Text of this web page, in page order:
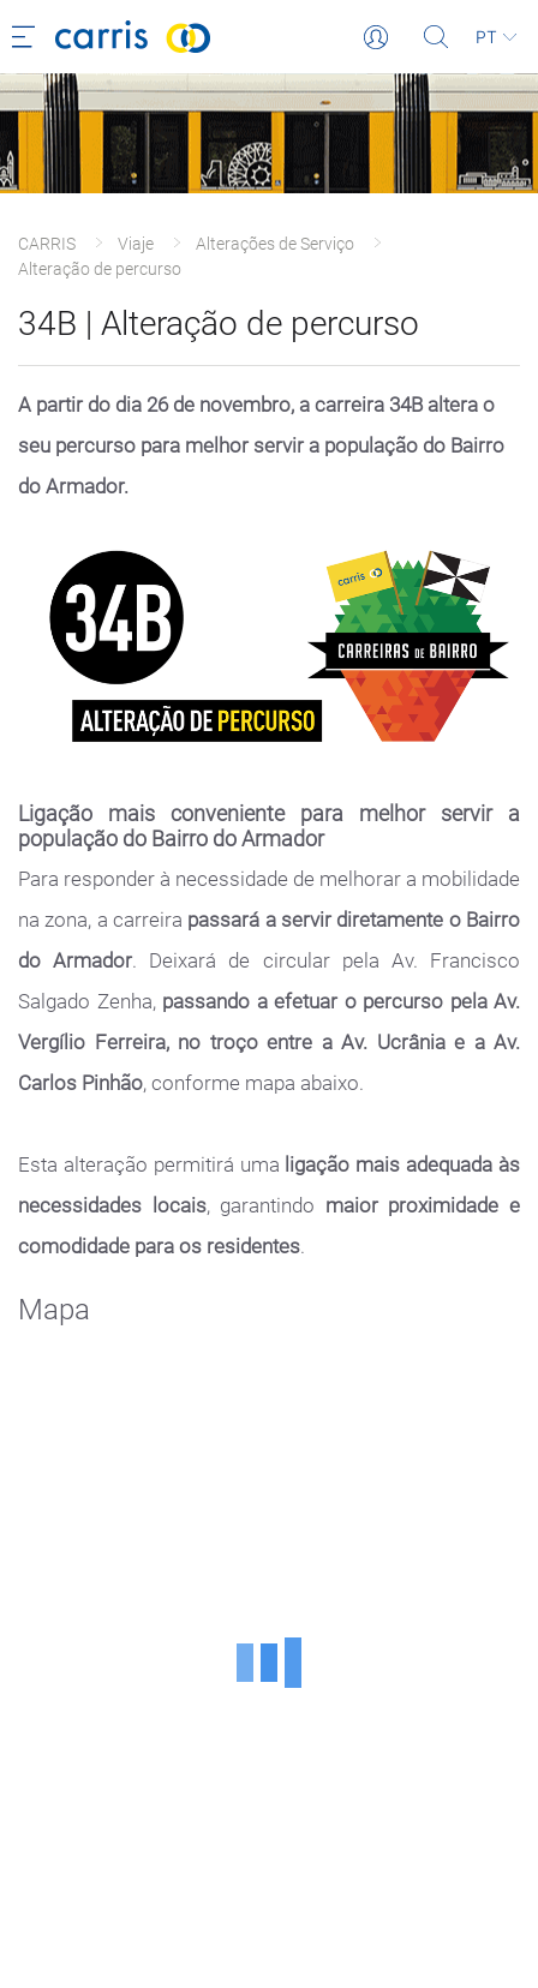
PT
CARRIS Viaje
Alterações de Serviço
Alteração de percurso
34B | Alteração de percurso
A partir do dia 26 de novembro, a carreira 34B altera o
seu percurso para melhor servir a população do Bairro
do Armador.
Ligação mais conveniente para melhor servir a
população do Bairro do Armador
Para responder à necessidade de melhorar a mobilidade
na zona, a carreira passará a servir diretamente o Bairro
do Armador. Deixará de circular pela Av. Francisco
Salgado Zenha, passando a efetuar o percurso pela Av.
Vergílio Ferreira, no troço entre a Av. Ucrânia e a Av.
Carlos Pinhão, conforme mapa abaixo.
Esta alteração permitirá uma ligação mais adequada às
necessidades locais, garantindo maior proximidade e
comodidade para os residentes.
Mapa